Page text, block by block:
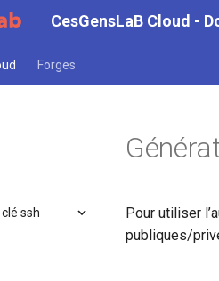
CesGensLaB Cloud -
Forges
ssh
Pour utiliser
publiques/